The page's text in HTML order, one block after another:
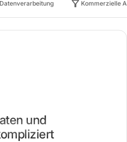
Datenverarbeitung Kommerzielle
und